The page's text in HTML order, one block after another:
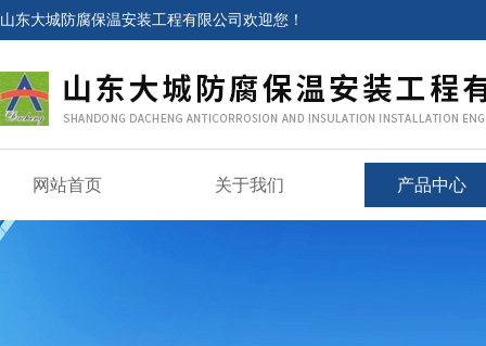
山东大城防腐保温安装工程有限公司欢迎您！
网站首页 关于我们 产品中心